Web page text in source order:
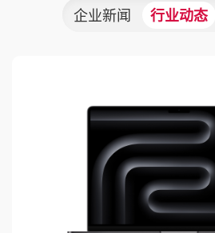
企业新闻 行业动态